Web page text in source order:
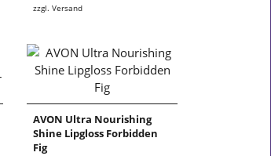
zzgl. Versand
AVON Ultra Nourishing
Shine Lipgloss Forbidden
Fig